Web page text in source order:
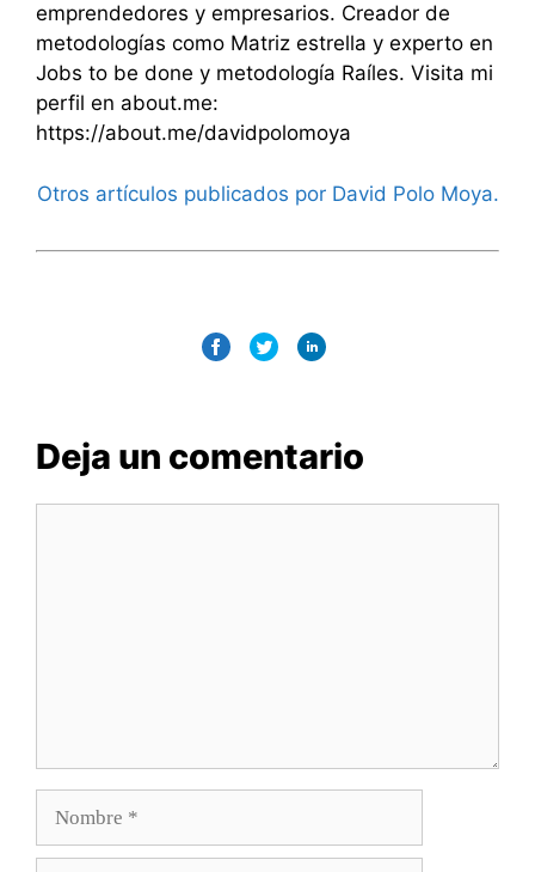
emprendedores y empresarios. Creador de
metodologías como Matriz estrella y experto en
Jobs to be done y metodología Raíles. Visita mi
perfil en about.me:
https://about.me/davidpolomoya
Otros artículos publicados por David Polo Moya.
Deja un comentario